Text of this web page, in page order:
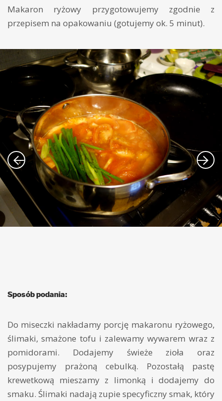
Makaron ryżowy przygotowujemy zgodnie z
przepisem na opakowaniu (gotujemy ok. 5 minut).
Sposób podania:
Do miseczki nakładamy porcję makaronu ryżowego,
ślimaki, smażone tofu i zalewamy wywarem wraz z
pomidorami. Dodajemy świeże zioła oraz
posypujemy prażoną cebulką. Pozostałą pastę
krewetkową mieszamy z limonką i dodajemy do
smaku. Ślimaki nadają zupie specyficzny smak, który